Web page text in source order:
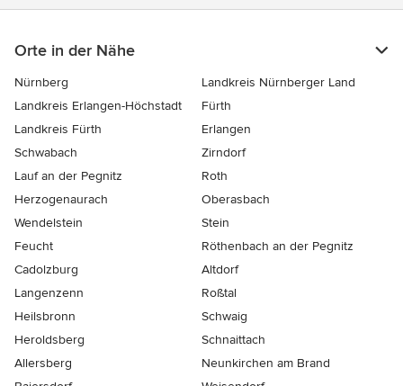
Orte in der Nähe
Nürnberg
Landkreis Nürnberger Land
Landkreis Erlangen-Höchstadt
Fürth
Landkreis Fürth
Erlangen
Schwabach
Zirndorf
Lauf an der Pegnitz
Roth
Herzogenaurach
Oberasbach
Wendelstein
Stein
Feucht
Röthenbach an der Pegnitz
Cadolzburg
Altdorf
Langenzenn
Roßtal
Heilsbronn
Schwaig
Heroldsberg
Schnaittach
Allersberg
Neunkirchen am Brand